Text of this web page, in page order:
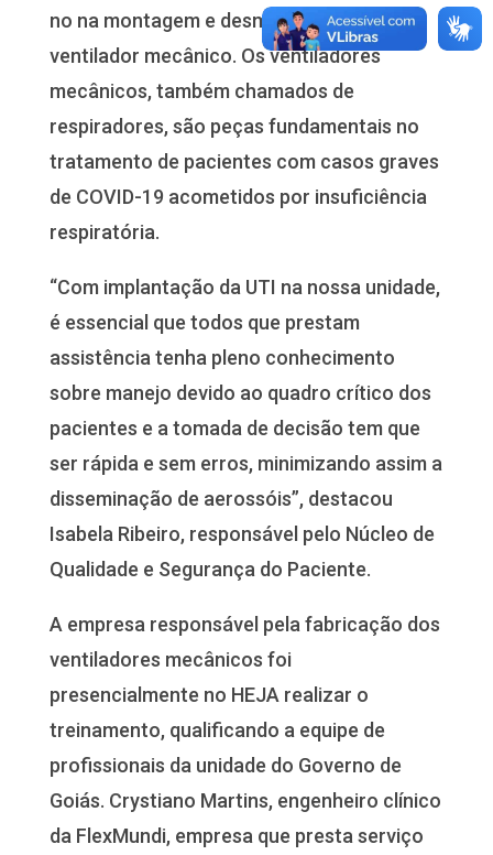
no na montagem e desmontagem do
ventilador mecânico. Os ventiladores
mecânicos, também chamados de
respiradores, são peças fundamentais no
tratamento de pacientes com casos graves
de COVID-19 acometidos por insuficiência
respiratória.
“Com implantação da UTI na nossa unidade,
é essencial que todos que prestam
assistência tenha pleno conhecimento
sobre manejo devido ao quadro crítico dos
pacientes e a tomada de decisão tem que
ser rápida e sem erros, minimizando assim a
disseminação de aerossóis”, destacou
Isabela Ribeiro, responsável pelo Núcleo de
Qualidade e Segurança do Paciente.
A empresa responsável pela fabricação dos
ventiladores mecânicos foi
presencialmente no HEJA realizar o
treinamento, qualificando a equipe de
profissionais da unidade do Governo de
Goiás. Crystiano Martins, engenheiro clínico
da FlexMundi, empresa que presta serviço